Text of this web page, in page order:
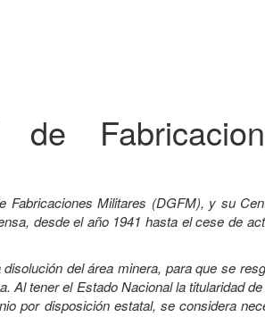
de
Fabricaciones Militares (DGFM), y su
desde el año 1941 hasta el cese de
del área minera, para que se
Al tener el Estado Nacional la titularidad
por disposición estatal, se considera